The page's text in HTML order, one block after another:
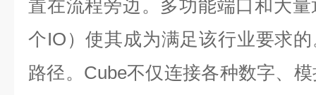
置在流程旁边。多功能端口和大
个IO）使其成为满足该行业要求
路径。Cube不仅连接各种数字、